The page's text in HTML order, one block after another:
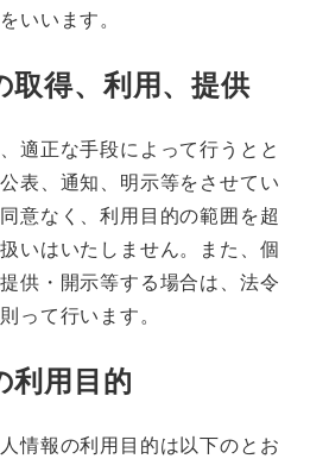
いいます。
取得、利用、提供
適正な手段によって行うとと
表、通知、明示等をさせてい
意なく、利用目的の範囲を超
いはいたしません。また、個
供・開示等する場合は、法令
って行います。
利用目的
情報の利用目的は以下のとお